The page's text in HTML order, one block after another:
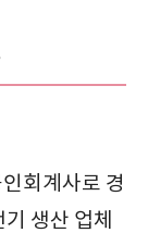
회계사로 경
생산 업체